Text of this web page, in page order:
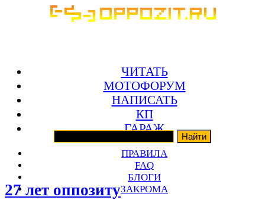
ЧИТАТЬ
МОТОФОРУМ
НАПИСАТЬ
КП
ГАРАЖ
ПРАВИЛА
FAQ
БЛОГИ
ЗАКРОМА
27 лет оппозиту